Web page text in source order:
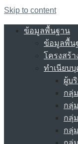
Skip to content
ข้อมูลพื้นฐาน
ข้อมูลพื้น
โครงสร้า
ทำเนียบ
ผู้บ
กลุ่
กลุ่
กลุ่
กลุ่